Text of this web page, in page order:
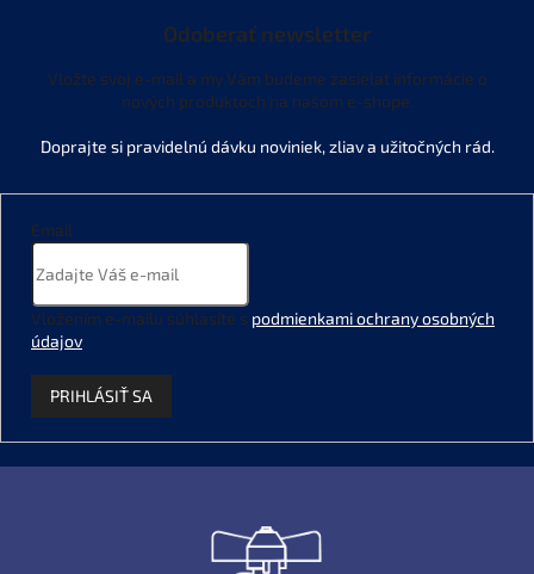
Odoberať newsletter
Vložte svoj e-mail a my Vám budeme zasielať informácie o
nových produktoch na našom e-shope.
Email
Vložením e-mailu súhlasíte s podmienkami ochrany osobných
údajov.
PRIHLÁSIŤ SA